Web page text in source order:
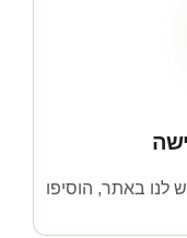
לנו באתר, הוסיפו